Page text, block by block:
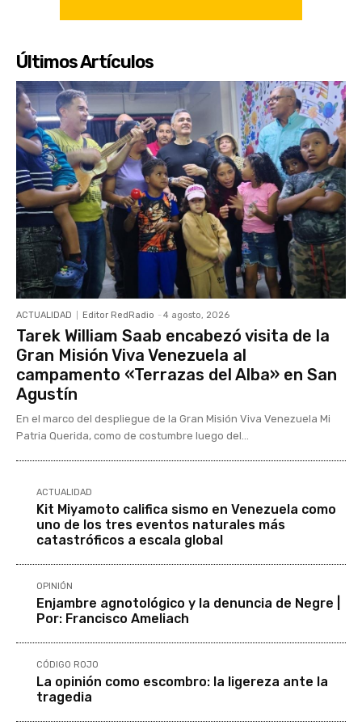
Últimos Artículos
ACTUALIDAD Editor RedRadio - 4 agosto, 2026
Tarek William Saab encabezó visita de la
Gran Misión Viva Venezuela al
campamento «Terrazas del Alba» en San
Agustín
En el marco del despliegue de la Gran Misión Viva Venezuela Mi
Patria Querida, como de costumbre luego del...
ACTUALIDAD
Kit Miyamoto califica sismo en Venezuela como
uno de los tres eventos naturales más
catastróficos a escala global
OPINIÓN
Enjambre agnotológico y la denuncia de Negre |
Por: Francisco Ameliach
CÓDIGO ROJO
La opinión como escombro: la ligereza ante la
tragedia